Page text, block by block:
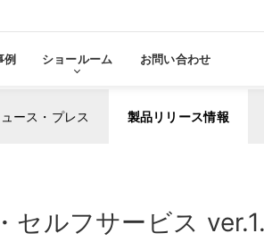
その他サー
導入に
例 ショールーム お問い合わせ
ース・プレス 製品リリース情報
ルフサービス